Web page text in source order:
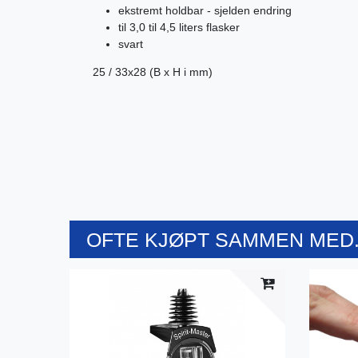
ekstremt holdbar - sjelden endring
til 3,0 til 4,5 liters flasker
svart
25 / 33x28 (B x H i mm)
OFTE KJØPT SAMMEN